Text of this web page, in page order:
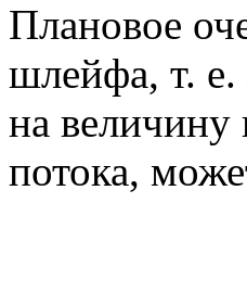
Плановое
шлейфа, т.
на величину
потока,